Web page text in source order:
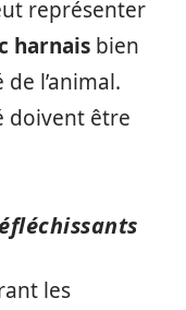
représenter
harnais bien
l’animal.
doivent être
les